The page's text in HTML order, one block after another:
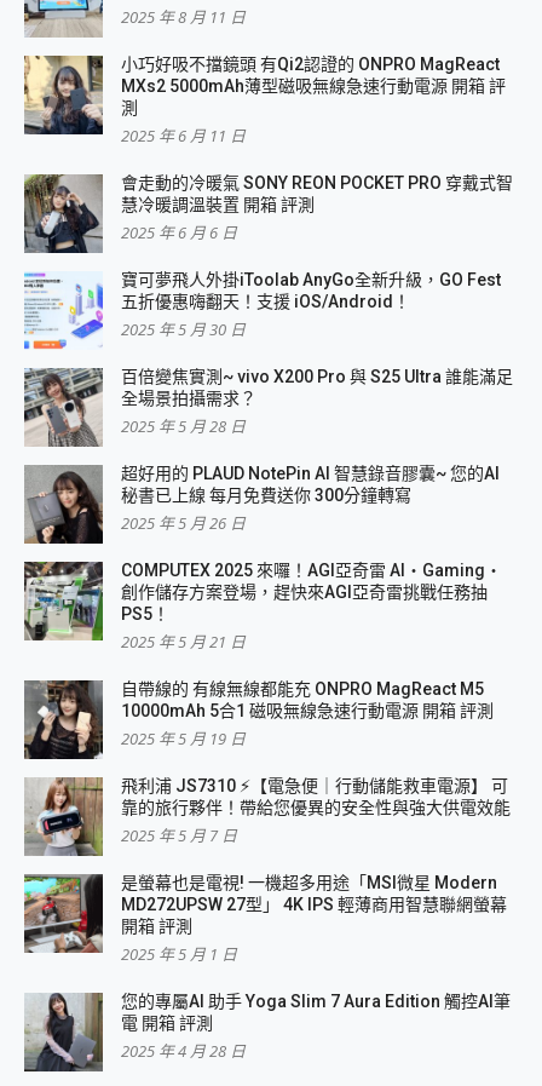
2025 年 8 月 11 日
小巧好吸不擋鏡頭 有Qi2認證的 ONPRO MagReact
MXs2 5000mAh薄型磁吸無線急速行動電源 開箱 評
測
2025 年 6 月 11 日
會走動的冷暖氣 SONY REON POCKET PRO 穿戴式智
慧冷暖調溫裝置 開箱 評測
2025 年 6 月 6 日
寶可夢飛人外掛iToolab AnyGo全新升級，GO Fest
五折優惠嗨翻天！支援 iOS/Android！
2025 年 5 月 30 日
百倍變焦實測~ vivo X200 Pro 與 S25 Ultra 誰能滿足
全場景拍攝需求？
2025 年 5 月 28 日
超好用的 PLAUD NotePin AI 智慧錄音膠囊~ 您的AI
秘書已上線 每月免費送你 300分鐘轉寫
2025 年 5 月 26 日
COMPUTEX 2025 來囉！AGI亞奇雷 AI・Gaming・
創作儲存方案登場，趕快來AGI亞奇雷挑戰任務抽
PS5！
2025 年 5 月 21 日
自帶線的 有線無線都能充 ONPRO MagReact M5
10000mAh 5合1 磁吸無線急速行動電源 開箱 評測
2025 年 5 月 19 日
飛利浦 JS7310 ⚡【電急便｜行動儲能救車電源】 可
靠的旅行夥伴！帶給您優異的安全性與強大供電效能
2025 年 5 月 7 日
是螢幕也是電視! 一機超多用途「MSI微星 Modern
MD272UPSW 27型」 4K IPS 輕薄商用智慧聯網螢幕
開箱 評測
2025 年 5 月 1 日
您的專屬AI 助手 Yoga Slim 7 Aura Edition 觸控AI筆
電 開箱 評測
2025 年 4 月 28 日